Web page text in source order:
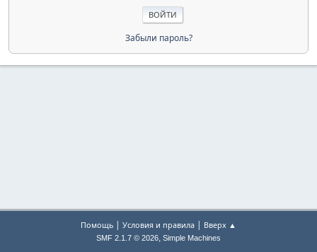
Забыли пароль?
Помощь | Условия и правила | Вверх ▲
SMF 2.1.7 © 2026, Simple Machines